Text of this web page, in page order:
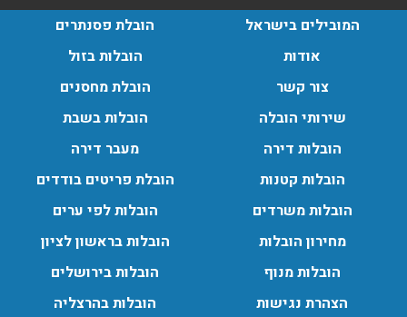
עודכן לאחרונה: 30/03/2026, 12:23
הובלות מנוף בגבעת שמואל:
שירותי הובלה עם מנוף בגבעת שמואל לכל סוגי ההובלות
עודכן לאחרונה: 24/02/2026, 10:42
הובלות מנוף בפרדס חנה:
העברת פריטים כבדים עם מנוף בפרדס חנה ואפשרות הובלת
תכולת דירה שלמה עם מנוף.
המובילים בישראל
אודות
צור קשר
שירותי הובלה
הובלות דירה
הובלות קטנות
הובלות משרדים
מחירון הובלות
הובלות מנוף
הצהרת נגישות
הובלת פסנתרים
הובלות בזול
הובלת מחסנים
הובלות בשבת
מעבר דירה
הובלת פריטים בודדים
הובלות לפי ערים
הובלות בראשון לציון
הובלות בירושלים
הובלות בהרצליה